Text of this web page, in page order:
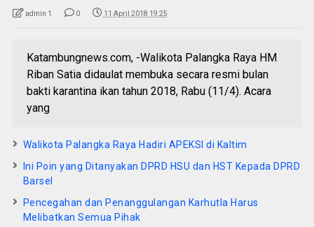
admin 1 0 11 April 2018 19:25
Katambungnews.com, -Walikota Palangka Raya HM
Riban Satia didaulat membuka secara resmi bulan
bakti karantina ikan tahun 2018, Rabu (11/4). Acara
yang
Walikota Palangka Raya Hadiri APEKSI di Kaltim
Ini Poin yang Ditanyakan DPRD HSU dan HST Kepada DPRD
Barsel
Pencegahan dan Penanggulangan Karhutla Harus
Melibatkan Semua Pihak